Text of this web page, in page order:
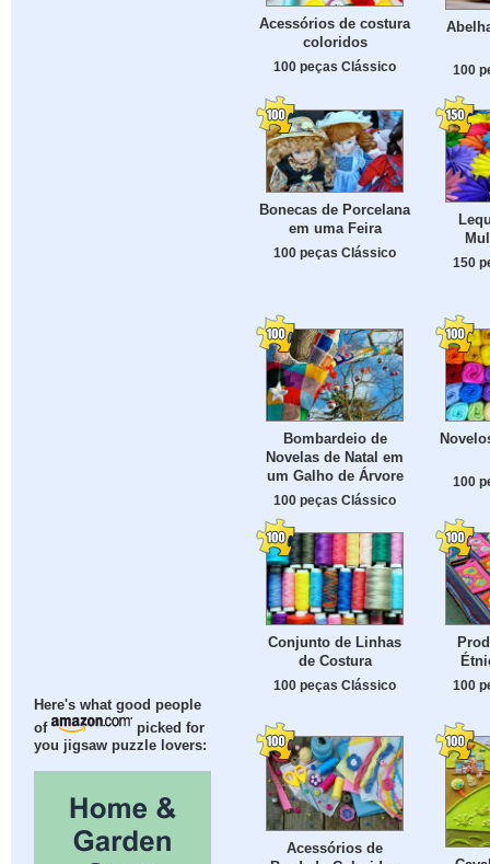
Here's what good people
of
picked for
you jigsaw puzzle lovers:
Acessórios de costura
coloridos
100 peças Clássico 100
Bonecas de Porcelana
em uma Feira
100 peças Clássico
150
Bombardeio de
Novelas de Natal em
um Galho de Árvore
100 peças Clássico
100
Conjunto de Linhas
de Costura
100 peças Clássico 100
Acessórios de